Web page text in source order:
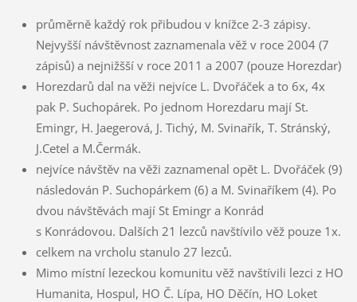
průměrně každý rok přibudou v knížce 2-3 zápisy.
Nejvyšší návštěvnost zaznamenala věž v roce 2004 (7
zápisů) a nejnižšší v roce 2011 a 2007 (pouze Horezdar)
Horezdarů dal na věži nejvíce L. Dvořáček a to 6x, 4x
pak P. Suchopárek. Po jednom Horezdaru mají St.
Emingr, H. Jaegerová, J. Tichý, M. Svinařík, T. Stránský,
J.Cetel a M.Čermák.
nejvíce návštěv na věži zaznamenal opět L. Dvořáček (9)
následován P. Suchopárkem (6) a M. Svinaříkem (4). Po
dvou návštěvách mají St Emingr a Konrád
s Konrádovou. Dalších 21 lezců navštívilo věž pouze 1x.
celkem na vrcholu stanulo 27 lezců.
Mimo místní lezeckou komunitu věž navštívili lezci z HO
Humanita, Hospul, HO Č. Lípa, HO Děčín, HO Loket